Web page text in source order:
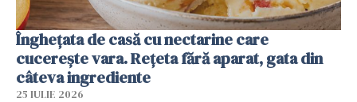
Înghețata de casă cu nectarine care
cucerește vara. Rețeta fără aparat, gata din
câteva ingrediente
25 IULIE 2026